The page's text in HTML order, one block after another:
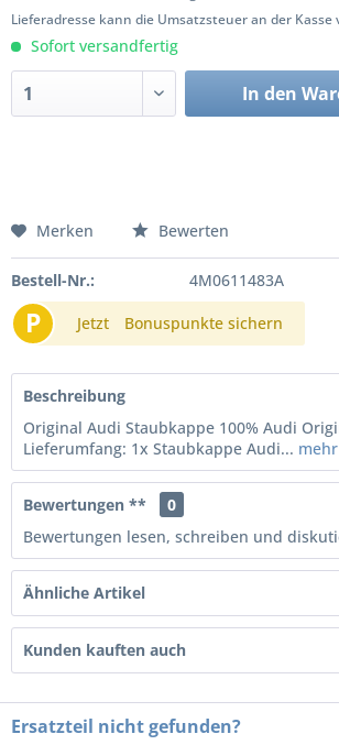
Lieferadresse kann die Umsatzsteuer an der Kasse
Sofort versandfertig
In den
Merken Bewerten
Bestell-Nr.: 4M0611483A
P Jetzt Bonuspunkte sichern
Beschreibung
Original Audi Staubkappe 100% Audi
Lieferumfang: 1x Staubkappe Audi... mehr
Bewertungen **
0
Bewertungen lesen, schreiben und
Ähnliche Artikel
Kunden kauften auch
Ersatzteil nicht gefunden?